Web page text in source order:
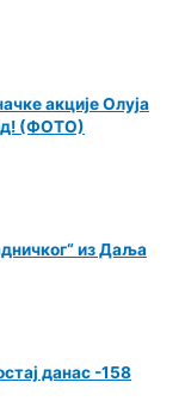
акције Олуја
(ФОТО)
из Даља
данас -158